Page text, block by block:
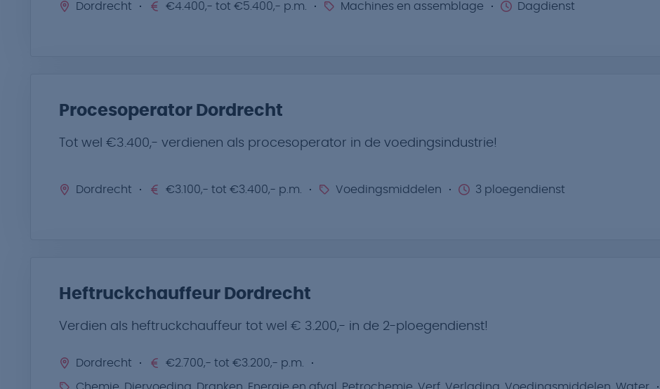
Dordrecht €4.400,- tot €5.400,- p.m. Machines en assemblage Dagdienst
Procesoperator Dordrecht
Tot wel €3.400,- verdienen als procesoperator in de voedingsindustrie!
Dordrecht €3.100,- tot €3.400,- p.m. Voedingsmiddelen 3 ploegendienst
Heftruckchauffeur Dordrecht
Verdien als heftruckchauffeur tot wel € 3.200,- in de 2-ploegendienst!
Dordrecht €2.700,- tot €3.200,- p.m.